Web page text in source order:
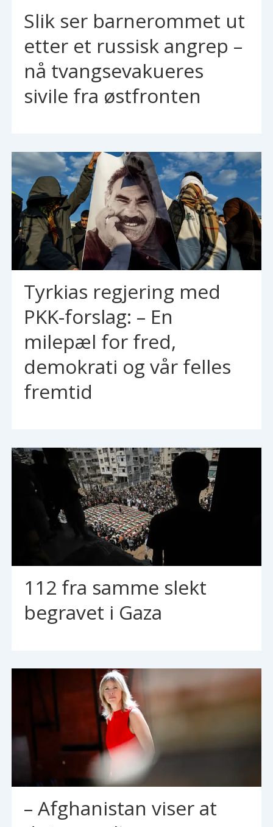
Slik ser barnerommet ut
etter et russisk angrep –
nå tvangsevakueres
sivile fra østfronten
Tyrkias regjering med
PKK-forslag: – En
milepæl for fred,
demokrati og vår felles
fremtid
112 fra samme slekt
begravet i Gaza
– Afghanistan viser at